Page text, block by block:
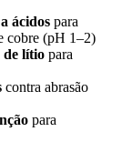
ácidos para
cobre (pH 1–2)
de lítio para
contra abrasão
para